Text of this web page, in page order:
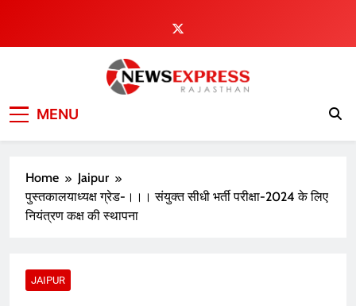
content
MENU
Home
Jaipur
पुस्तकालयाध्यक्ष ग्रेड-।।। संयुक्त सीधी भर्ती परीक्षा-2024 के लिए
नियंत्रण कक्ष की स्थापना
JAIPUR